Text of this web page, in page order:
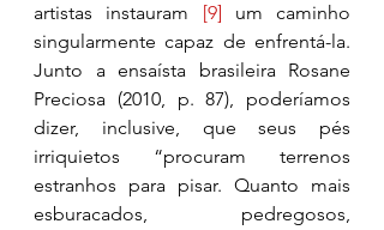
artistas instauram [9] um caminho
singularmente capaz de enfrentá-la.
Junto a ensaísta brasileira Rosane
Preciosa (2010, p. 87), poderíamos
dizer, inclusive, que seus pés
irriquietos “procuram terrenos
estranhos para pisar. Quanto mais
esburacados, pedregosos,